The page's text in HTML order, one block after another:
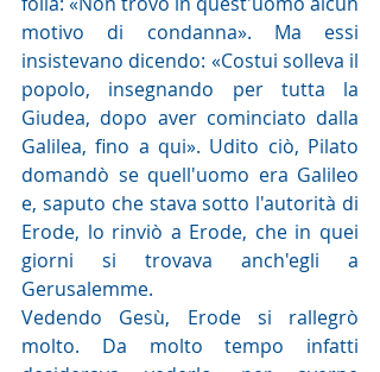
motivo di condanna». Ma essi
insistevano dicendo: «Costui solleva il
popolo, insegnando per tutta la
Giudea, dopo aver cominciato dalla
Galilea, fino a qui». Udito ciò, Pilato
domandò se quell'uomo era Galileo
e, saputo che stava sotto l'autorità di
Erode, lo rinviò a Erode, che in quei
giorni si trovava anch'egli a
Gerusalemme.
Vedendo Gesù, Erode si rallegrò
molto. Da molto tempo infatti